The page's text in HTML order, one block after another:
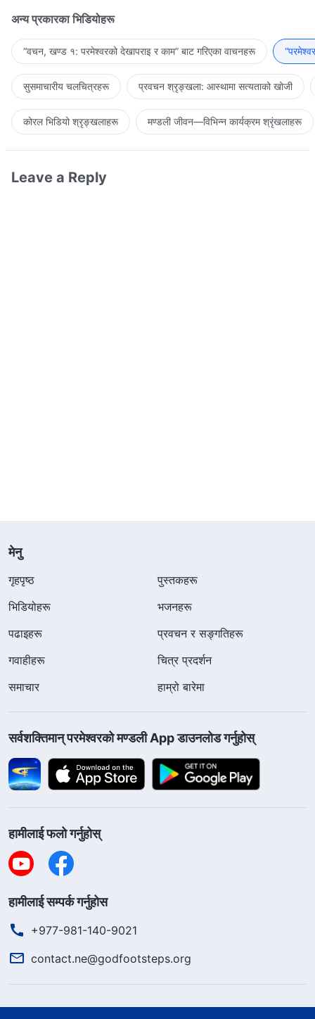
अन्य प्रकारका भिडियोहरू
“वचन, खण्ड १: परमेश्‍वरको देखापराइ र काम” बाट गरिएका वाचनहरू
सुसमाचारीय चलचित्रहरू प्रवचन श्रृङ्खला: आस्थामा सत्यताको खोजी
कोरल भिडियो श्रृङ्खलाहरू मण्डली जीवन—विभिन्‍न कार्यक्रम श्रृंखलाहरू
Leave a Reply
मेनु
गृहपृष्ठ
पुस्तकहरू
भिडियोहरू
भजनहरू
पढाइहरू
प्रवचन र सङ्गतिहरू
गवाहीहरू
चित्र प्रदर्शन
समाचार
हाम्रो बारेमा
सर्वशक्तिमान्‌ परमेश्‍वरको मण्डली App डाउनलोड गर्नुहोस्
हामीलाई फलो गर्नुहोस्
हामीलाई सम्पर्क गर्नुहोस
+977-981-140-9021
contact.ne@godfootsteps.org